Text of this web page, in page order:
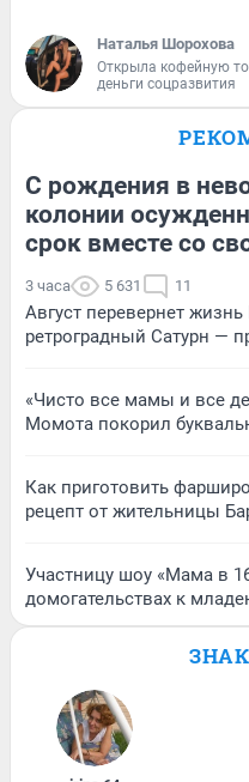
Наталья Шорохова
Открыла кофейную
деньги соцразвития
С рождения в
колонии
срок вместе со
3 часа 5 631 11
Август перевернет
ретроградный Сатурн —
«Чисто все мамы и все
Момота покорил
Как приготовить
рецепт от жительницы
Участницу шоу «Мама в
домогательствах к